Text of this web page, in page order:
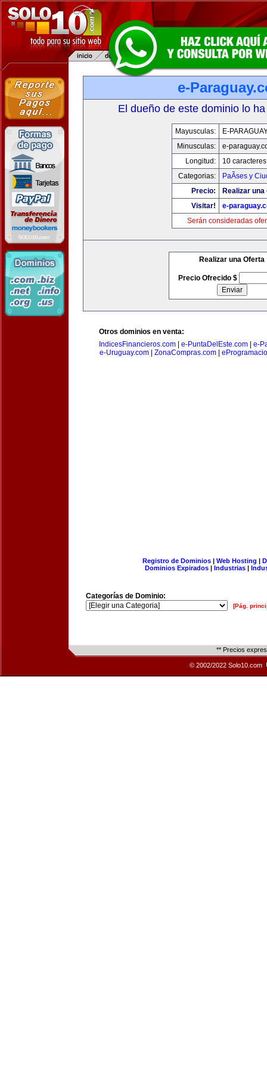
e-
El dueño de este dominio lo
Mayusculas:
E-
Minusculas:
e-
Longitud:
10 caracteres
Categorias:
PaÃ­ses y
Precio:
Realizar
Visitar!
e-
Serán consideradas
Realizar una Oferta
Precio Ofrecido $
Otros dominios en venta:
IndicesFinancieros.com
e-PuntaDelEste.com
e-
e-Uruguay.com
ZonaCompras.com
Registro de Dominios| Web Hosting |
Dominios Expirados | Industrias |
Categorías de Dominio:
[Pág.
** Precios
© 2002/2022 Solo10.com